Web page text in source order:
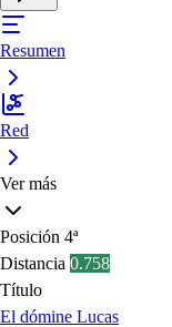
Resumen
Red
Ver más
Posición 4ª
Distancia 0.758
Título
El dómine Lucas